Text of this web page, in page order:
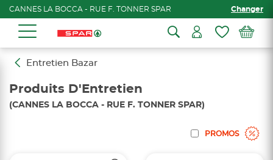
CANNES LA BOCCA - RUE F. TONNER SPAR Changer
Entretien Bazar
Produits D'Entretien
(CANNES LA BOCCA - RUE F. TONNER SPAR)
PROMOS